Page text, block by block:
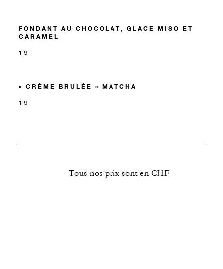
FONDANT AU CHOCOLAT, GLACE MISO ET
CARAMEL
19
« CRÈME BRULÉE » MATCHA
19
Tous nos prix sont en CHF